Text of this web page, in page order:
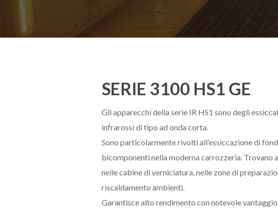
Premi Invio per cercare o ESC per chiudere
SERIE 3100 HS1 GE
Gli apparecchi della serie IR HS1 sono degli
infrarossi di tipo ad onda corta.
Sono particolarmente rivolti all’essiccazione di
bicomponenti nella moderna carrozzeria. Trovano
nelle cabine di verniciatura, nelle zone di
riscaldamento ambienti.
Garantisce alto rendimento con notevole